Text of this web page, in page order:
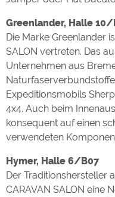
Greenlander, Halle 10/
Die Marke Greenlander
SALON vertreten. Das
Unternehmen aus
Expeditionsmobils
4x4. Auch beim
konsequent auf einen
verwendeten
Hymer, Halle 6/B07
Der Traditionshersteller
CARAVAN SALON eine